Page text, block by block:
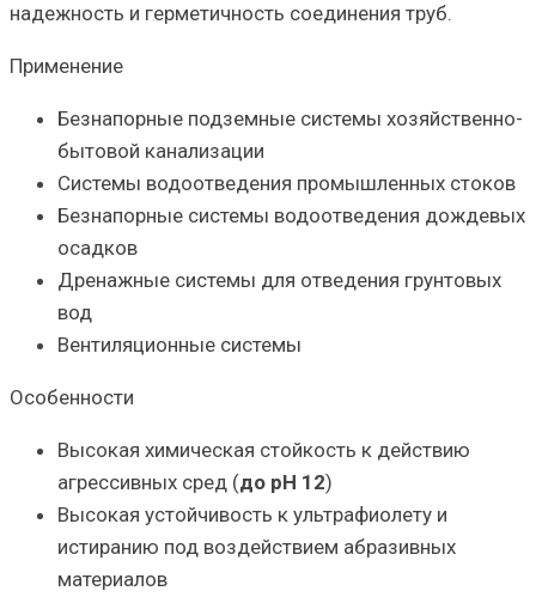
надежность и герметичность соединения труб.
Применение
Безнапорные подземные системы хозяйственно-
бытовой канализации
Системы водоотведения промышленных стоков
Безнапорные системы водоотведения дождевых
осадков
Дренажные системы для отведения грунтовых
вод
Вентиляционные системы
Особенности
Высокая химическая стойкость к действию
агрессивных сред (до pH 12)
Высокая устойчивость к ультрафиолету и
истиранию под воздействием абразивных
материалов